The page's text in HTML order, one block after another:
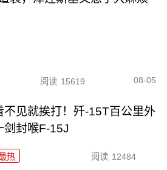
阅读 15619 08-05
不见就挨打！歼-15T百公里外
剑封喉F-15J
热 阅读 12484